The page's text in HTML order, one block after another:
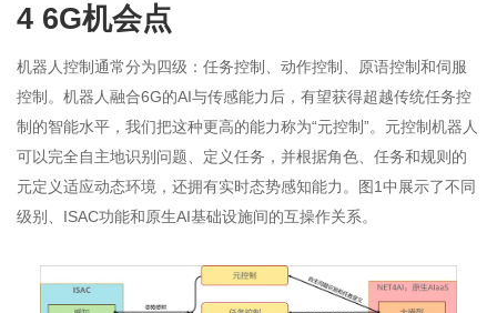
4 6G机会点
机器人控制通常分为四级：任务控制、动作控制、原语控制和伺服
控制。机器人融合6G的AI与传感能力后，有望获得超越传统任务控
制的智能水平，我们把这种更高的能力称为“元控制”。元控制机器人
可以完全自主地识别问题、定义任务，并根据角色、任务和规则的
元定义适应动态环境，还拥有实时态势感知能力。图1中展示了不同
级别、ISAC功能和原生AI基础设施间的互操作关系。